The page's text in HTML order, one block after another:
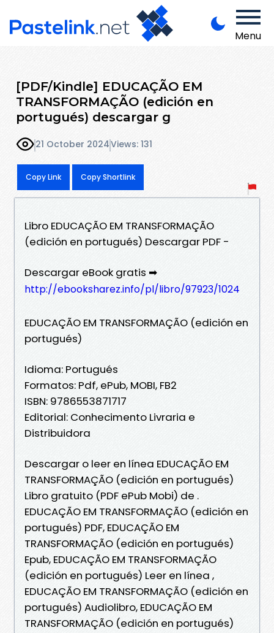
Menu
[PDF/Kindle] EDUCAÇÃO EM
TRANSFORMAÇÃO (edición en
portugués) descargar g
21 October 2024Views: 131
Copy Link Copy Shortlink
Libro EDUCAÇÃO EM TRANSFORMAÇÃO
(edición en portugués) Descargar PDF -
Descargar eBook gratis ➡
http://ebooksharez.info/pl/libro/97923/1024
EDUCAÇÃO EM TRANSFORMAÇÃO (edición en
portugués)
Idioma: Portugués
Formatos: Pdf, ePub, MOBI, FB2
ISBN: 9786553871717
Editorial: Conhecimento Livraria e
Distribuidora
Descargar o leer en línea EDUCAÇÃO EM
TRANSFORMAÇÃO (edición en portugués)
Libro gratuito (PDF ePub Mobi) de .
EDUCAÇÃO EM TRANSFORMAÇÃO (edición en
portugués) PDF, EDUCAÇÃO EM
TRANSFORMAÇÃO (edición en portugués)
Epub, EDUCAÇÃO EM TRANSFORMAÇÃO
(edición en portugués) Leer en línea ,
EDUCAÇÃO EM TRANSFORMAÇÃO (edición en
portugués) Audiolibro, EDUCAÇÃO EM
TRANSFORMAÇÃO (edición en portugués)